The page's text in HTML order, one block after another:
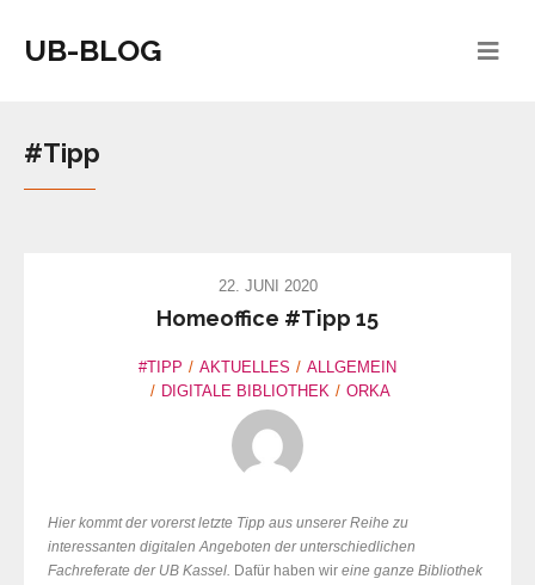
UB-BLOG
#Tipp
22. JUNI 2020
Homeoffice #Tipp 15
#TIPP AKTUELLES
ALLGEMEIN
DIGITALE BIBLIOTHEK
ORKA
Hier kommt der vorerst letzte Tipp aus unserer Reihe zu
interessanten digitalen Angeboten der unterschiedlichen
Fachreferate der UB Kassel. Dafür haben wir eine ganze Bibliothek